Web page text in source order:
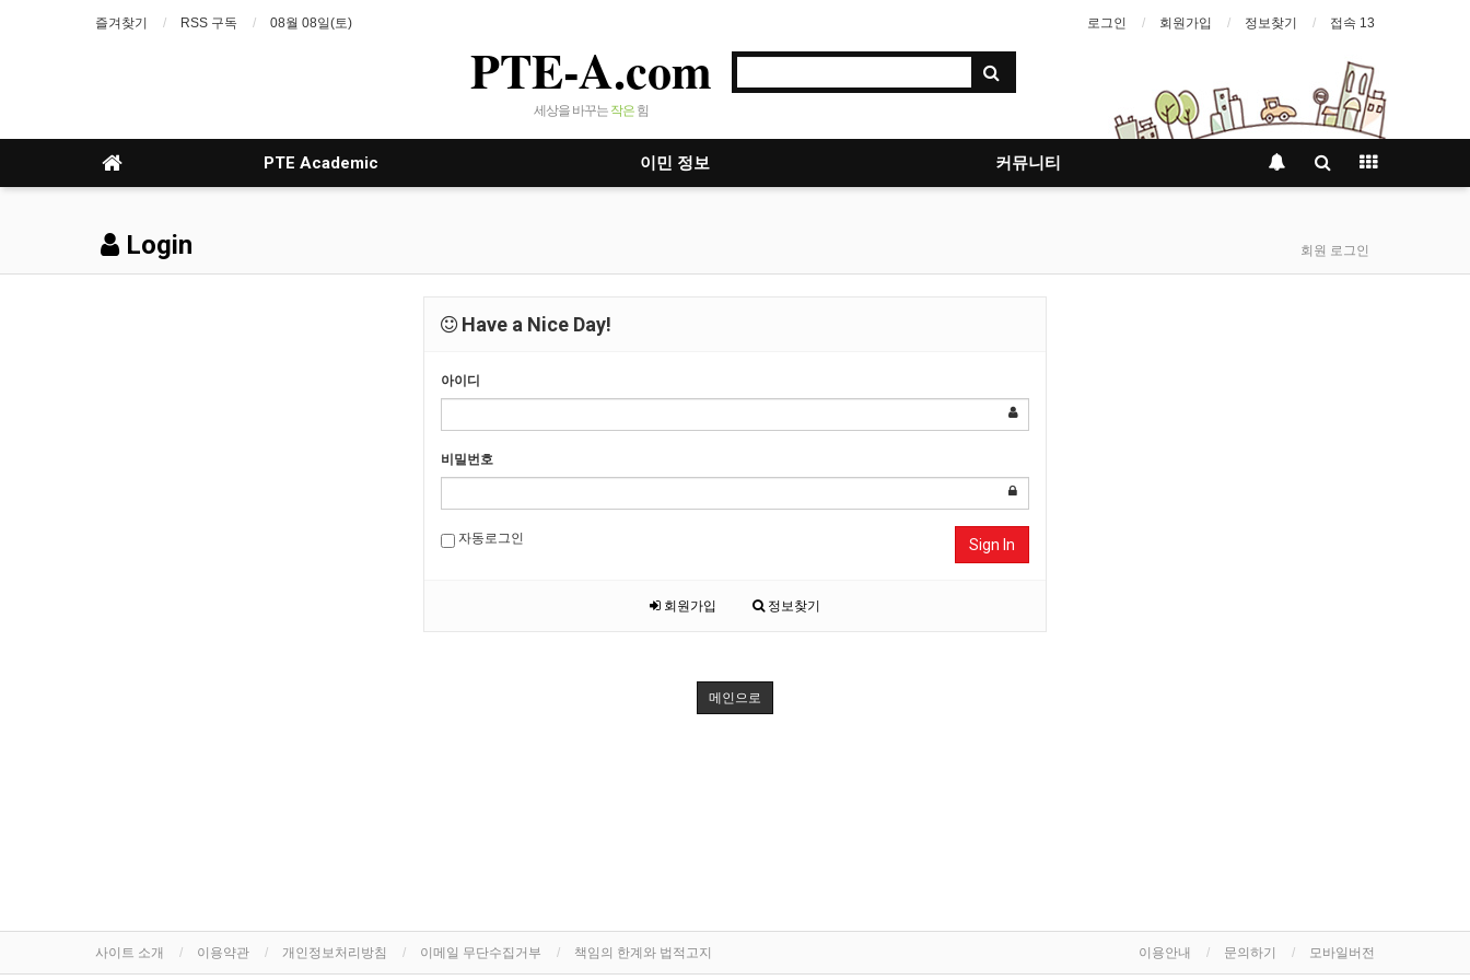
즐겨찾기 RSS 구독 08월 08일(토) 로그인 회원가입 정보찾기 접속 13
PTE-A.com
세상을 바꾸는 작은 힘
PTE Academic 이민 정보 커뮤니티
Login 회원 로그인
Have a Nice Day!
아이디
비밀번호
자동로그인 Sign In
회원가입 정보찾기
메인으로
사이트 소개 이용약관 개인정보처리방침 이메일 무단수집거부 책임의 한계와 법적고지 이용안내 문의하기 모바일버전